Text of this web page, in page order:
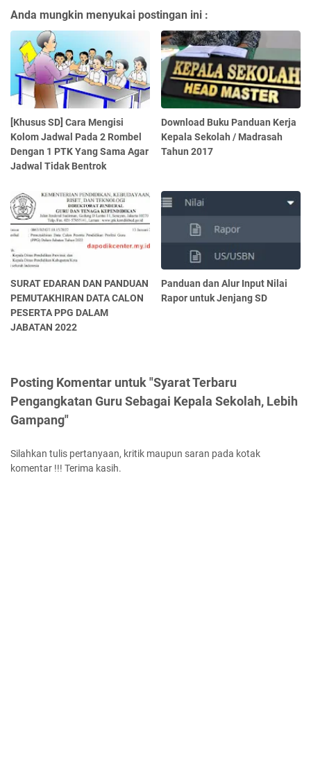
Anda mungkin menyukai postingan ini :
[Khusus SD] Cara Mengisi
Kolom Jadwal Pada 2 Rombel
Dengan 1 PTK Yang Sama Agar
Jadwal Tidak Bentrok
Download Buku Panduan Kerja
Kepala Sekolah / Madrasah
Tahun 2017
SURAT EDARAN DAN PANDUAN
PEMUTAKHIRAN DATA CALON
PESERTA PPG DALAM
JABATAN 2022
Panduan dan Alur Input Nilai
Rapor untuk Jenjang SD
Posting Komentar untuk "Syarat Terbaru
Pengangkatan Guru Sebagai Kepala Sekolah, Lebih
Gampang"
Silahkan tulis pertanyaan, kritik maupun saran pada kotak
komentar !!! Terima kasih.